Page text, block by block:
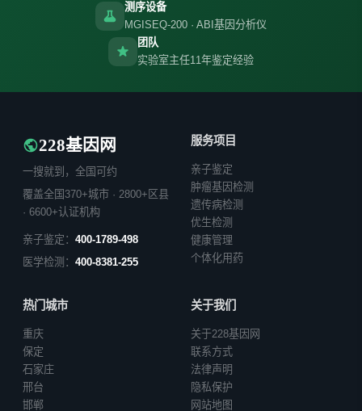
测序设备
MGISEQ-200 · ABI基因分析仪
团队
实验室主任11年鉴定经验
228基因网
一搜就到，全国可约
覆盖全国370+城市 · 2800+区县
· 6600+认证机构
亲子鉴定： 400-1789-498
医学检测： 400-8381-255
服务项目
亲子鉴定
肿瘤基因检测
遗传病检测
优生检测
健康管理
个体化用药
热门城市
重庆
保定
石家庄
邢台
邯郸
关于我们
关于228基因网
联系方式
法律声明
隐私保护
网站地图